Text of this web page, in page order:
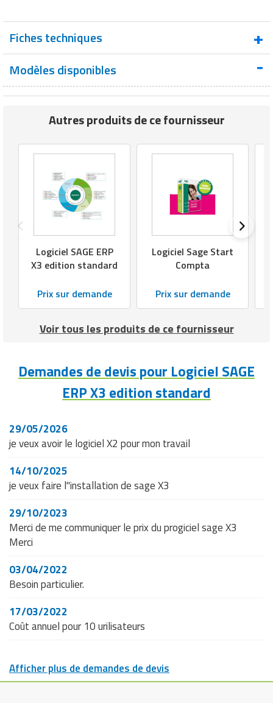
Vêtement sportif
Rôtisserie professionnelle
Sautause professionnelle
Table de cuisson professionnelle
Vitrines réfrigérées
Fiches techniques
Fiche technique 1 - Logiciel SAGE ERP X3
edition standard
Modèles disponibles
Autres produits de ce fournisseur
Logiciel SAGE ERP
X3 edition standard
Prix sur demande
Logiciel Sage Start
Compta
Prix sur demande
Voir tous les produits de ce fournisseur
Demandes de devis pour Logiciel SAGE
ERP X3 edition standard
29/05/2026
je veux avoir le logiciel X2 pour mon travail
14/10/2025
je veux faire l"installation de sage X3
29/10/2023
Merci de me communiquer le prix du progiciel sage X3
Merci
03/04/2022
Besoin particulier.
17/03/2022
Coût annuel pour 10 urilisateurs
Afficher plus de demandes de devis